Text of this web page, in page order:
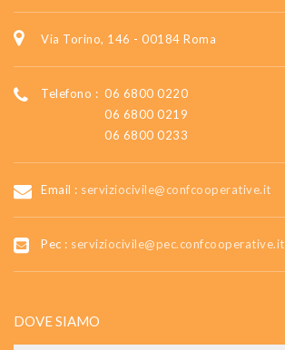
Via Torino, 146 - 00184 Roma
Telefono : 06 6800 0220
06 6800 0219
06 6800 0233
Email : serviziocivile@confcooperative.it
Pec : serviziocivile@pec.confcooperative.it
DOVE SIAMO